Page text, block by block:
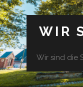
WIR
Wir sind die